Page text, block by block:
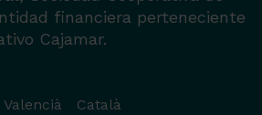
financiera perteneciente
Cajamar.
Valencià Català